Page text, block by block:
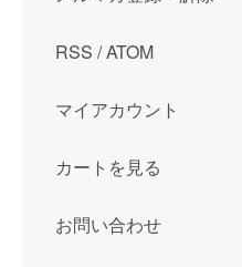
RSS /ATOM
マイアカウント
カートを見る
お問い合わせ